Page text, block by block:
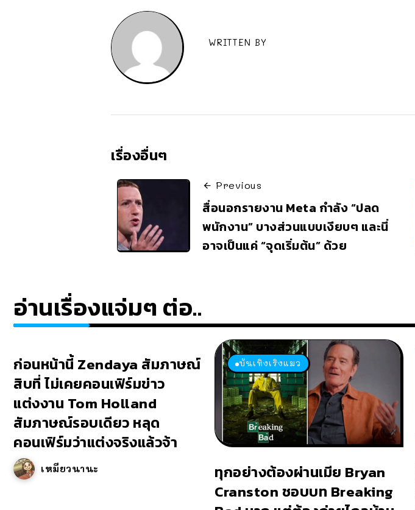
WRITTEN BY
เรื่องอื่นๆ
Previous
สื่อนอกรายงาน Meta กำลัง “ปลด
พนักงาน” บางส่วนแบบเงียบๆ และนี่
อาจเป็นแค่ “จุดเริ่มต้น” ด้วย
อ่านเรื่องแจ่มๆ ต่อ..
ก่อนหน้านี้ Zendaya สัมภาษณ์
สิบที่ ไม่เคยคอนเฟิร์มข่าว
แต่งงาน Tom Holland
สัมภาษณ์รอบเดียว หลุด
คอนเฟิร์มว่าแต่งจริงแล้วจ้า
เหมียวนานะ
บันเทิงเริงแมว
ทุกอย่างต้องผ่านเมีย Bryan
Cranston ชอบบท Breaking